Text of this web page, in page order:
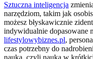
Sztuczna inteligencja
narzędziom, takim jak
możesz błyskawicznie
indywidualnie dopasowane
lifestylowybiznes.pl,
czas potrzebny do
nauka, czyli nauka w